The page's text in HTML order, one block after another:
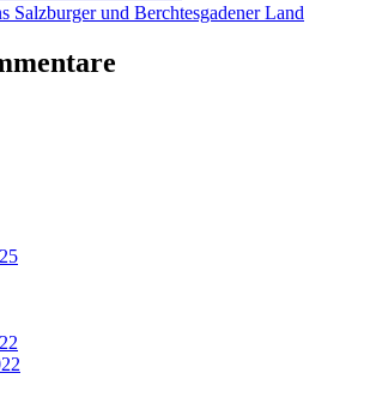
Salzburger und Berchtesgadener Land